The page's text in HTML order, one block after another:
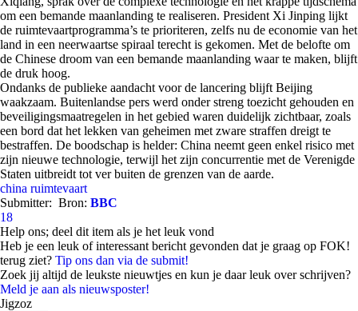
om een bemande maanlanding te realiseren. President Xi Jinping lijkt
de ruimtevaartprogramma’s te prioriteren, zelfs nu de economie van het
land in een neerwaartse spiraal terecht is gekomen. Met de belofte om
de Chinese droom van een bemande maanlanding waar te maken, blijft
de druk hoog.
Ondanks de publieke aandacht voor de lancering blijft Beijing
waakzaam. Buitenlandse pers werd onder streng toezicht gehouden en
beveiligingsmaatregelen in het gebied waren duidelijk zichtbaar, zoals
een bord dat het lekken van geheimen met zware straffen dreigt te
bestraffen. De boodschap is helder: China neemt geen enkel risico met
zijn nieuwe technologie, terwijl het zijn concurrentie met de Verenigde
Staten uitbreidt tot ver buiten de grenzen van de aarde.
china ruimtevaart
Submitter: Bron: BBC
18
Help ons; deel dit item als je het leuk vond
Heb je een leuk of interessant bericht gevonden dat je graag op FOK!
terug ziet? Tip ons dan via de submit!
Zoek jij altijd de leukste nieuwtjes en kun je daar leuk over schrijven?
Meld je aan als nieuwsposter!
Jigzoz